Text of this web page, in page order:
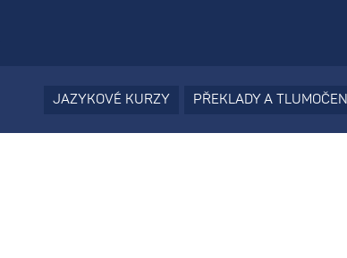
JAZYKOVÉ KURZY PŘEKLADY A TLUMOČENÍ